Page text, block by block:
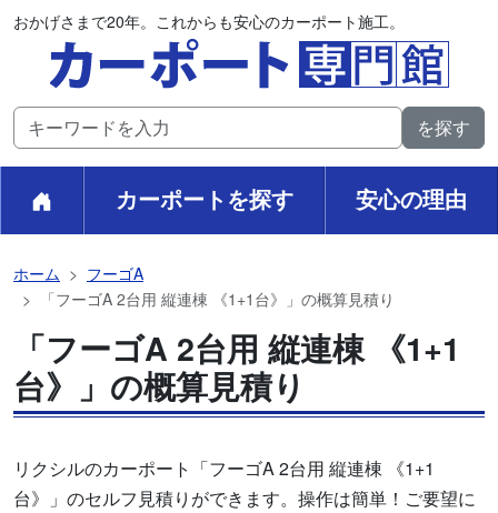
おかげさまで20年。これからも安心のカーポート施工。
カーポートを探す 安心の理由
ホーム
フーゴA
「フーゴA 2台用 縦連棟 《1+1台》」の概算見積り
「フーゴA 2台用 縦連棟 《1+1
台》」の概算見積り
リクシルのカーポート「フーゴA 2台用 縦連棟 《1+1
台》」のセルフ見積りができます。操作は簡単！ご要望に